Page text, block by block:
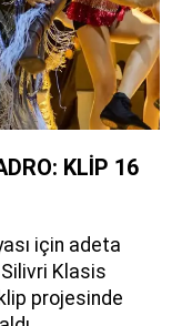
KLİP 16
için adeta
Silivri Klasis
projesinde